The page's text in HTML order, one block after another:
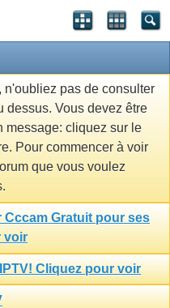
n'oubliez pas de consulter
dessus. Vous devez être
message: cliquez sur le
Pour commencer à voir
que vous voulez
Cccam Gratuit pour ses
voir
Cliquez pour voir